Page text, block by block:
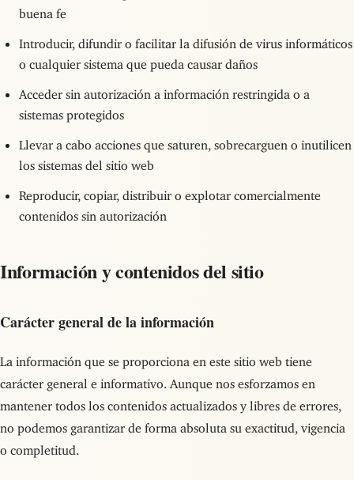
buena fe
Introducir, difundir o facilitar la difusión de virus informáticos
o cualquier sistema que pueda causar daños
Acceder sin autorización a información restringida o a
sistemas protegidos
Llevar a cabo acciones que saturen, sobrecarguen o inutilicen
los sistemas del sitio web
Reproducir, copiar, distribuir o explotar comercialmente
contenidos sin autorización
Información y contenidos del sitio
Carácter general de la información
La información que se proporciona en este sitio web tiene
carácter general e informativo. Aunque nos esforzamos en
mantener todos los contenidos actualizados y libres de errores,
no podemos garantizar de forma absoluta su exactitud, vigencia
o completitud.